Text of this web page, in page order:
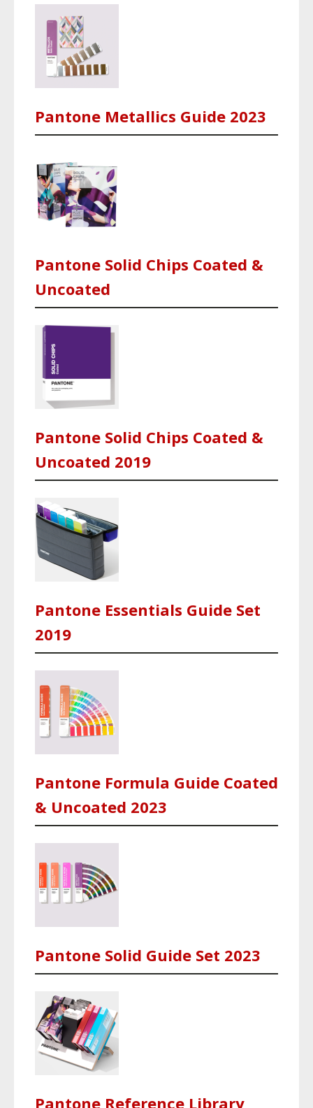
Pantone Metallics Guide 2023
Pantone Solid Chips Coated &
Uncoated
Pantone Solid Chips Coated &
Uncoated 2019
Pantone Essentials Guide Set
2019
Pantone Formula Guide Coated
& Uncoated 2023
Pantone Solid Guide Set 2023
Pantone Reference Library